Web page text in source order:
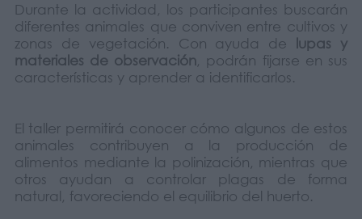
Durante la actividad, los participantes buscarán
diferentes animales que conviven entre cultivos y
zonas de vegetación. Con ayuda de
lupas y
materiales de observación, podrán fijarse en sus
características y aprender a identificarlos.
El taller permitirá conocer cómo algunos de estos
animales contribuyen a la producción de
alimentos mediante la polinización, mientras que
otros ayudan a controlar plagas de forma
natural, favoreciendo el equilibrio del huerto.